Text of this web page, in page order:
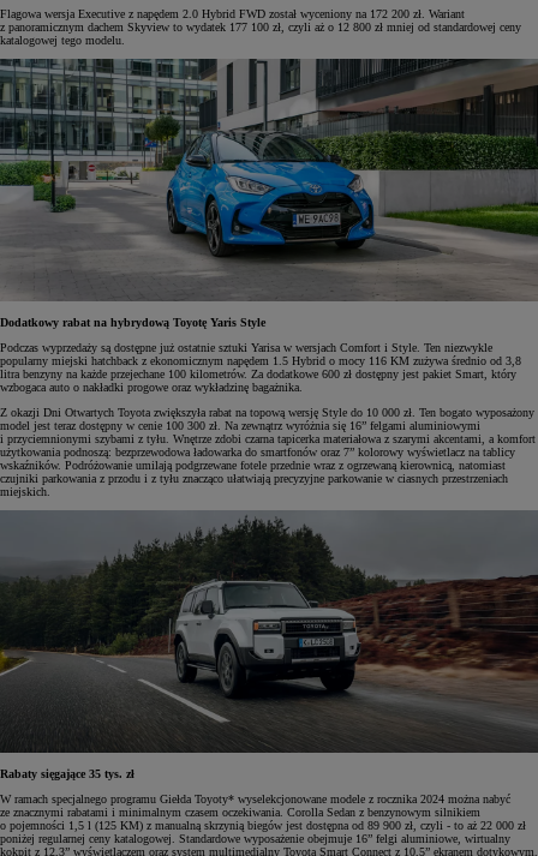
Flagowa wersja Executive z napędem 2.0 Hybrid FWD został wyceniony na 172 200 zł. Wariant
z panoramicznym dachem Skyview to wydatek 177 100 zł, czyli aż o 12 800 zł mniej od standardowej ceny
katalogowej tego modelu.
Dodatkowy rabat na hybrydową Toyotę Yaris Style
Podczas wyprzedaży są dostępne już ostatnie sztuki Yarisa w wersjach Comfort i Style. Ten niezwykle
popularny miejski hatchback z ekonomicznym napędem 1.5 Hybrid o mocy 116 KM zużywa średnio od 3,8
litra benzyny na każde przejechane 100 kilometrów. Za dodatkowe 600 zł dostępny jest pakiet Smart, który
wzbogaca auto o nakładki progowe oraz wykładzinę bagażnika.
Z okazji Dni Otwartych Toyota zwiększyła rabat na topową wersję Style do 10 000 zł. Ten bogato wyposażony
model jest teraz dostępny w cenie 100 300 zł. Na zewnątrz wyróżnia się 16” felgami aluminiowymi
i przyciemnionymi szybami z tyłu. Wnętrze zdobi czarna tapicerka materiałowa z szarymi akcentami, a komfort
użytkowania podnoszą: bezprzewodowa ładowarka do smartfonów oraz 7” kolorowy wyświetlacz na tablicy
wskaźników. Podróżowanie umilają podgrzewane fotele przednie wraz z ogrzewaną kierownicą, natomiast
czujniki parkowania z przodu i z tyłu znacząco ułatwiają precyzyjne parkowanie w ciasnych przestrzeniach
miejskich.
Rabaty sięgające 35 tys. zł
W ramach specjalnego programu Giełda Toyoty* wyselekcjonowane modele z rocznika 2024 można nabyć
ze znacznymi rabatami i minimalnym czasem oczekiwania. Corolla Sedan z benzynowym silnikiem
o pojemności 1,5 l (125 KM) z manualną skrzynią biegów jest dostępna od 89 900 zł, czyli - to aż 22 000 zł
poniżej regularnej ceny katalogowej. Standardowe wyposażenie obejmuje 16” felgi aluminiowe, wirtualny
kokpit z 12,3” wyświetlaczem oraz system multimedialny Toyota Smart Connect z 10,5” ekranem dotykowym.